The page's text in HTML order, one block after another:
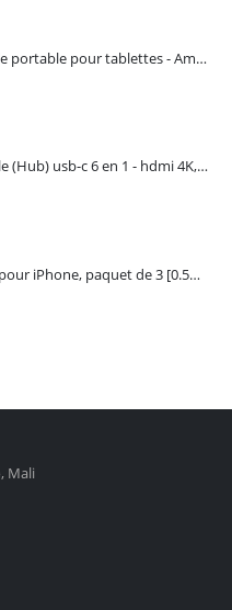
Support multi-angle portable pour tablettes - Amazon Basics
Adaptateur multiple (Hub) usb-c 6 en 1 - hdmi 4K, 3 ports USB 3.0 et lecteur de carte sd tf - UGREEN
Câble de chargeur pour iPhone, paquet de 3 [0.5M 1M 2M] - GIANAC
Mali